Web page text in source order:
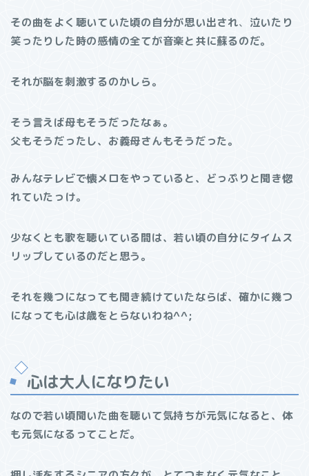
その曲をよく聴いていた頃の自分が思い出され、 泣いたり
笑ったりした時の感情の全てが音楽と共に蘇るのだ。
それが脳を刺激するのかしら。
そう言えば母もそうだったなぁ。
父もそうだったし、お義母さんもそうだった。
みんなテレビで懐メロをやっていると、どっぷりと聞き惚
れていたっけ。
少なくとも歌を聴いている間は、若い頃の自分にタイムス
リップしているのだと思う。
それを幾つになっても聞き続けていたならば、確かに幾つ
になっても心は歳をとらないわね^^;
心は大人になりたい
なので若い頃聞いた曲を聴いて気持ちが元気になると、体
も元気になるってことだ。